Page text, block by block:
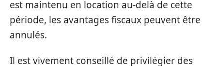
est maintenu en location au-delà de cette
période, les avantages fiscaux peuvent être
annulés.
Il est vivement conseillé de privilégier des